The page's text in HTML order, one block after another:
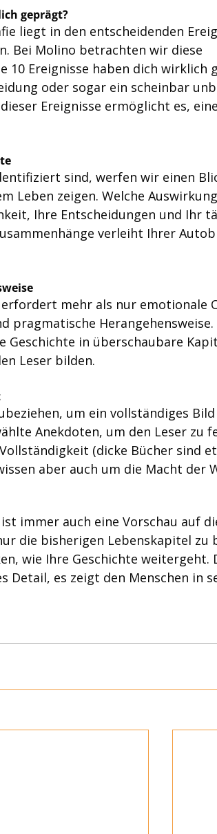
geprägt?
liegt in den entscheidenden
Bei Molino betrachten wir diese
10 Ereignisse haben dich wirklich
oder sogar ein scheinbar
Ereignisse ermöglicht es,
sind, werfen wir einen
Leben zeigen. Welche
Ihre Entscheidungen und Ihr
verleiht Ihrer
mehr als nur emotionale
pragmatische
Geschichte in überschaubare
Leser bilden.
um ein vollständiges
Anekdoten, um den Leser zu
(dicke Bücher sind
aber auch um die Macht der
immer auch eine Vorschau auf
die bisherigen Lebenskapitel
wie Ihre Geschichte weitergeht.
Detail, es zeigt den Menschen in